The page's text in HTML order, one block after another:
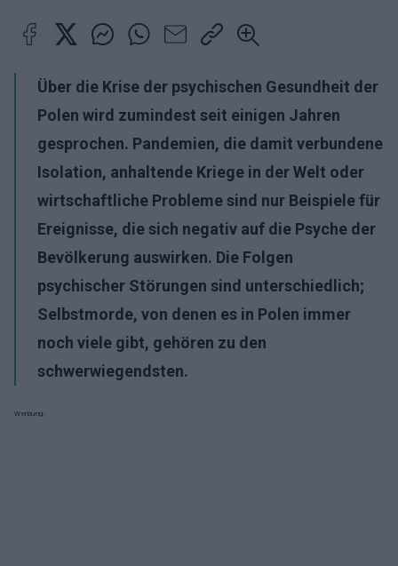
Über die Krise der psychischen Gesundheit der
Polen wird zumindest seit einigen Jahren
gesprochen. Pandemien, die damit verbundene
Isolation, anhaltende Kriege in der Welt oder
wirtschaftliche Probleme sind nur Beispiele für
Ereignisse, die sich negativ auf die Psyche der
Bevölkerung auswirken. Die Folgen
psychischer Störungen sind unterschiedlich;
Selbstmorde, von denen es in Polen immer
noch viele gibt, gehören zu den
schwerwiegendsten.
Werbung: